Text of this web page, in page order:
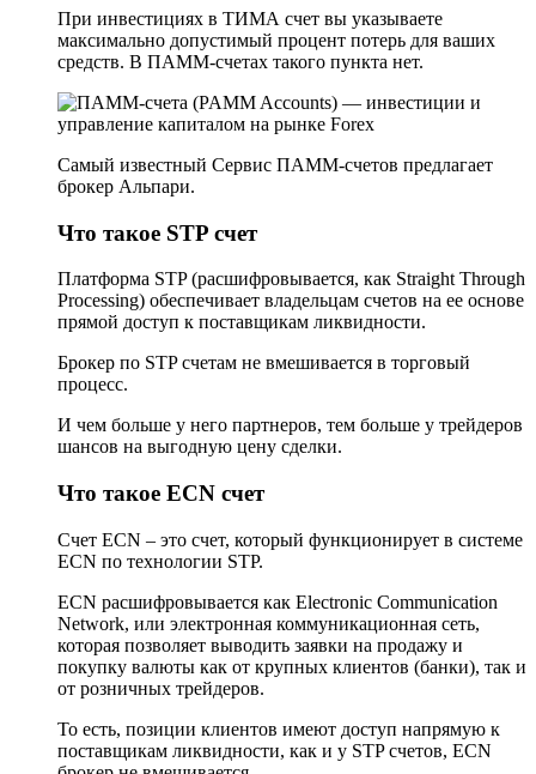
При инвестициях в ТИМА счет вы указываете
максимально допустимый процент потерь для ваших
средств. В ПАММ-счетах такого пункта нет.
Самый известный Сервис ПАММ-счетов предлагает
брокер Альпари.
Что такое STP счет
Платформа STP (расшифровывается, как Straight Through
Processing) обеспечивает владельцам счетов на ее основе
прямой доступ к поставщикам ликвидности.
Брокер по STP счетам не вмешивается в торговый
процесс.
И чем больше у него партнеров, тем больше у трейдеров
шансов на выгодную цену сделки.
Что такое ECN счет
Счет ECN – это счет, который функционирует в системе
ECN по технологии STP.
ECN расшифровывается как Electronic Communication
Network, или электронная коммуникационная сеть,
которая позволяет выводить заявки на продажу и
покупку валюты как от крупных клиентов (банки), так и
от розничных трейдеров.
То есть, позиции клиентов имеют доступ напрямую к
поставщикам ликвидности, как и у STP счетов, ECN